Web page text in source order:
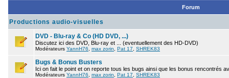
Forum
Productions audio-visuelles
DVD - Blu-ray & Co (HD DVD, ...)
Discutez ici des DVD, Blu-ray et ... (eventuellement des HD-DVD)
Modérateurs YannH76 max zorin Pat 17 SHREK83
Bugs & Bonus Busters
Ici on fait le point et on reporte tous les bugs ainsi que les bonus rencontrés
Modérateurs YannH76 max zorin Pat 17 SHREK83